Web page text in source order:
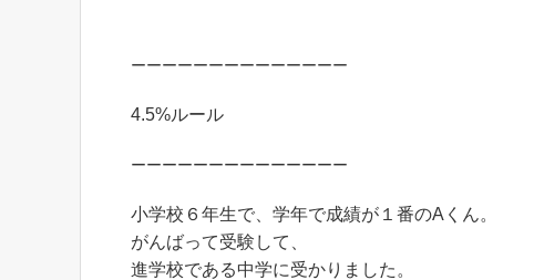
ーーーーーーーーーーーーーー
4.5%ルール
ーーーーーーーーーーーーーー
小学校６年生で、学年で成績が１番のAくん。
がんばって受験して、
進学校である中学に受かりました。